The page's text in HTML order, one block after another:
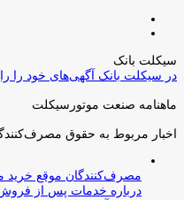
سیکلت بانک
در سیکلت بانک آگهی‌های خود را
ماهنامه صنعت موتورسیکلت
اخبار مربوط به حقوق
مصرف‌کنندگان موقع خرید
درباره خدمات پس از فروش